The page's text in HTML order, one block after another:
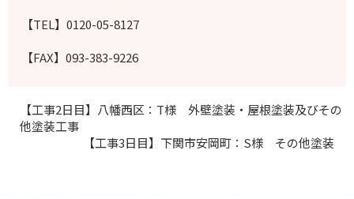
【TEL】0120-05-8127
【FAX】093-383-9226
【工事2日目】八幡西区：T様 外壁塗装・屋根塗装及びその
他塗装工事
【工事3日目】下関市安岡町：S様 その他塗装